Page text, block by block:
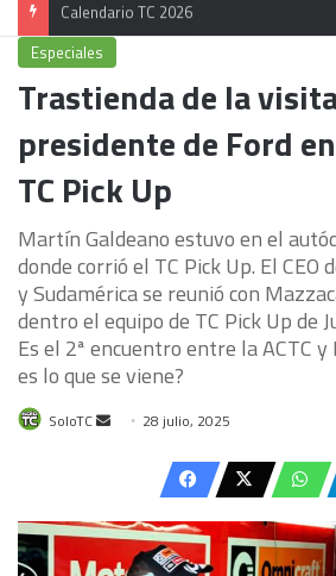
Calendario TC 2026
Especiales
Trastienda de la
presidente de Ford
TC Pick Up
Martín Galdeano estuvo en el
donde corrió el TC Pick Up. El CEO
y Sudamérica se reunió con
dentro el equipo de TC Pick Up de
Es el 2ª encuentro entre la ACTC y
es lo que se viene?
SoloTC
Send 28 julio, 2025